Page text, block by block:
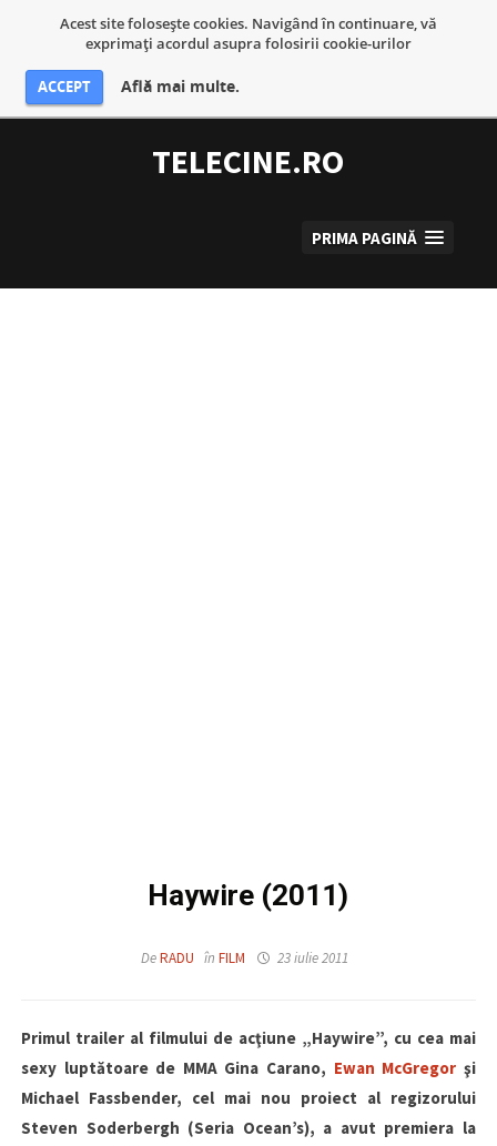
Acest site foloseşte cookies. Navigând în continuare, vă
exprimaţi acordul asupra folosirii cookie-urilor
ACCEPT Află mai multe.
conținut
TELECINE.RO
PRIMA PAGINĂ
Haywire (2011)
DeRADU înFILM 23 iulie 2011
Primul trailer al filmului de acţiune „Haywire”, cu cea mai
sexy luptătoare de MMA Gina Carano, Ewan McGregor şi
Michael Fassbender, cel mai nou proiect al regizorului
Steven Soderbergh (Seria Ocean’s), a avut premiera la